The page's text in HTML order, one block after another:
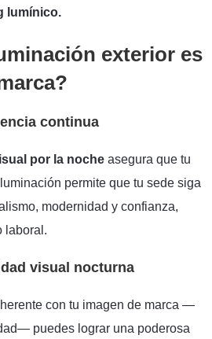
lumínico.
exterior es
continua
por la noche asegura que tu
permite que tu sede siga
modernidad y confianza,
laboral.
visual nocturna
con tu imagen de marca —
puedes lograr una poderosa